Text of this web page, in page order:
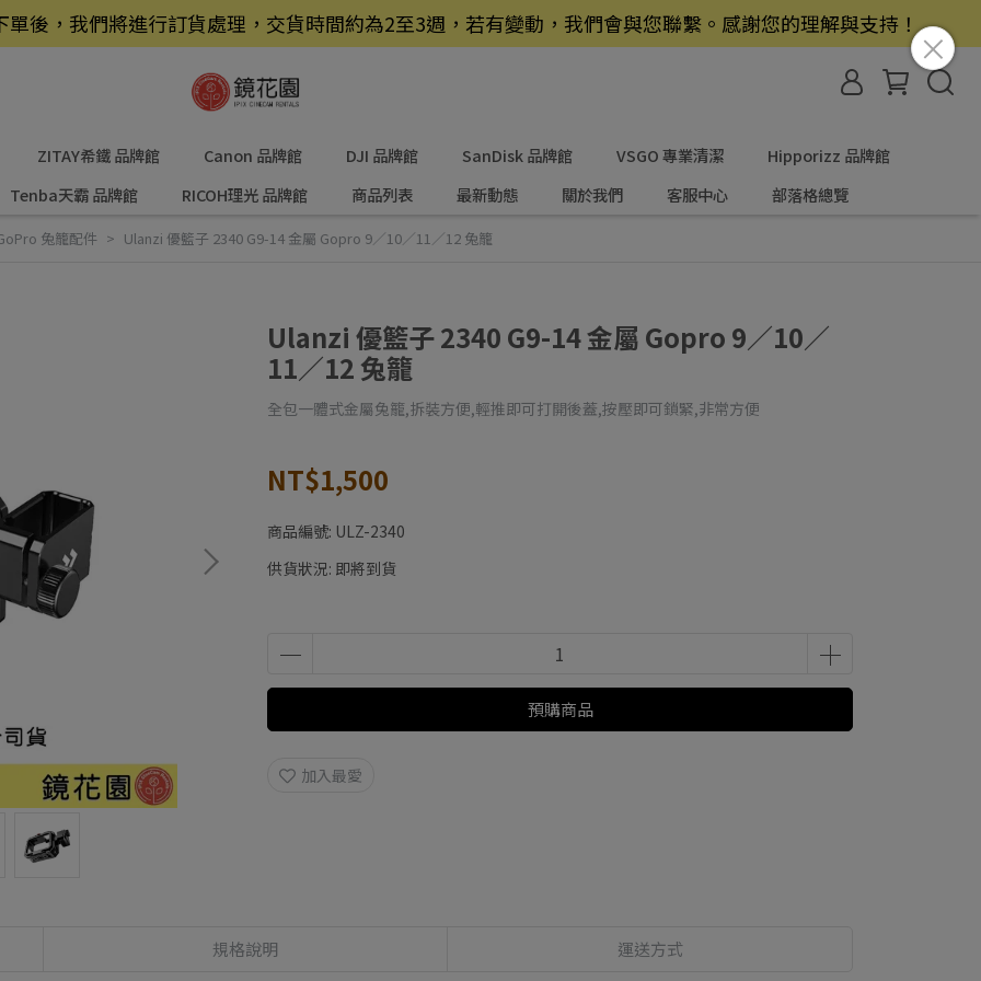
後，我們將進行訂貨處理，交貨時間約為2至3週，若有變動，我們會與您聯繫。感謝您的理解與支持！
ZITAY希鐵 品牌館 Canon 品牌館 DJI 品牌館 SanDisk 品牌館 VSGO 專業清潔
Hipporizz 品牌館
Tenba天霸 品牌館
RICOH理光 品牌館 商品列表 最新動態 關於我們 客服中心 部落格總覽
兔籠配件 Ulanzi 優籃子 2340 G9-14 金屬 Gopro 9／10／11／12 兔籠
Ulanzi 優籃子 2340 G9-14 金屬 Gopro 9／10／
11／12 兔籠
全包一體式金屬兔籠,拆裝方便,輕推即可打開後蓋,按壓即可鎖緊,非常方便
NT$1,500
商品編號: ULZ-2340
供貨狀況: 即將到貨
預購商品
加入最愛
規格說明 運送方式